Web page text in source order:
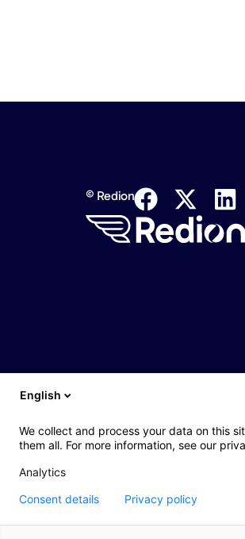
© Redion
Web : John BrightmanPolitique de
English
We collect and process your data on this
them all. For more information, see our
Analytics
Consent details Privacy policy